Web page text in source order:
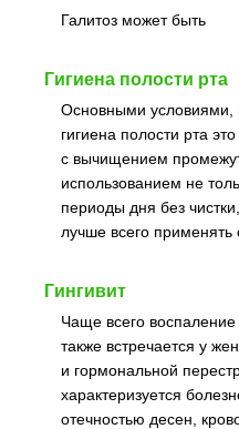
Галитоз может быть
Гигиена полости рта
Основными условиями,
гигиена полости рта
с вычищением
использованием не
периоды дня без
лучше всего применять
Гингивит
Чаще всего
также встречается у
и гормональной
характеризуется
отечностью десен,